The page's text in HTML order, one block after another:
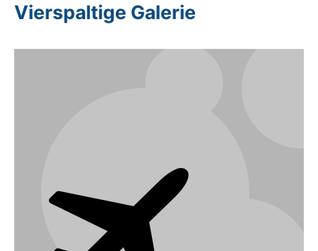
Vierspaltige Galerie